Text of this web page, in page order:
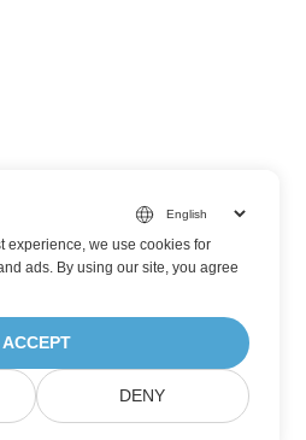
experience, we use cookies for
ads. By using our site, you agree
ACCEPT
DENY